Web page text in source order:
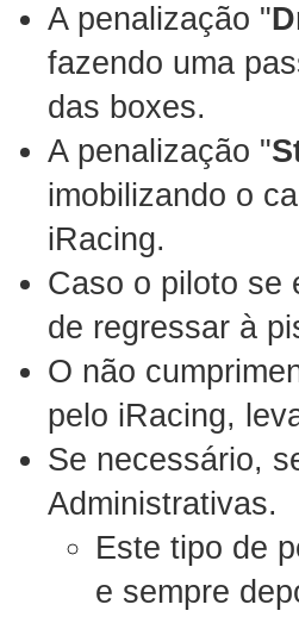
A penalização "
fazendo uma
das boxes.
A penalização "
imobilizando o
iRacing.
Caso o piloto se
de regressar à
O não
pelo iRacing,
Se necessário,
Administrativas.
Este tipo de
e sempre